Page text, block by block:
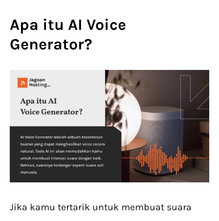
Apa itu AI Voice
Generator?
Jika kamu tertarik untuk membuat suara